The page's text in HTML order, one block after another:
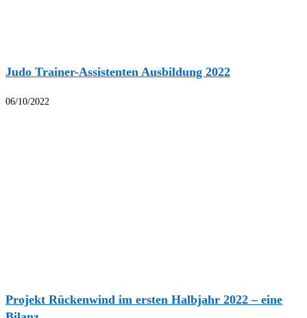
Judo Trainer-Assistenten Ausbildung 2022
06/10/2022
Projekt Rückenwind im ersten Halbjahr 2022 – eine